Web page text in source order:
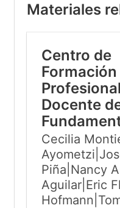
Materiales
Centro de
Formación
Docente
Cecilia
Piña|Nancy
Aguilar|Eric